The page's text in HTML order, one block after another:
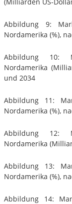
Abbildung 9:
Nordamerika (%),
Abbildung 10:
Nordamerika
und 2034
Abbildung 11:
Nordamerika (%),
Abbildung 12:
Nordamerika
Abbildung 13:
Nordamerika (%),
Abbildung 14: